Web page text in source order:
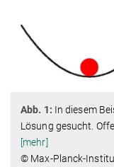
Abb. 1: In diesem
Lösung gesucht.
[mehr]
© Max-Planck-